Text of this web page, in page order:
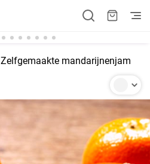
Zelfgemaakte mandarijnenjam